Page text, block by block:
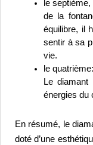
le
de la
équilibre, il
sentir à sa
vie.
le
Le
énergies du
En résumé, le
doté d’une